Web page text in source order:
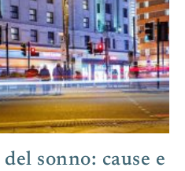
sonno: cause e